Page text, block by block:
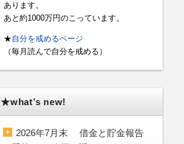
あります。
あと約1000万円のこっています。
★自分を戒めるページ
（毎月読んで自分を戒める）
★what’s new!
2026年7月末 借金と貯金報告